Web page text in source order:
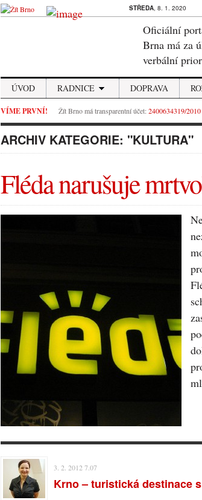
STŘEDA, 8. 1. 2020
Oficiální
Brna má za
verbální
ÚVOD RADNICE DOPRAVA
VÍME PRVNÍ! Žít Brno má transparentní účet:2400634319/
ARCHIV KATEGORIE: "KULTURA"
Fléda narušuje
3. 2. 2012 7.07
Krno – turistická destinace